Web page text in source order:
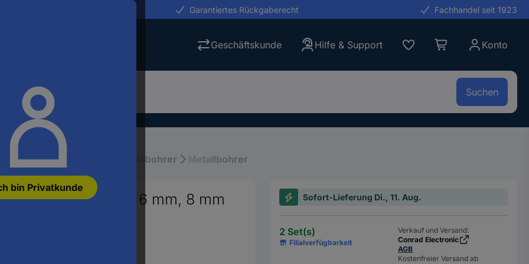
bin Privatkunde
Garantiertes Rückgaberecht Fachhandel seit 1923
Geschäftskunde Hilfe & Support Konto
Suchen
Metallbohrer Metallbohrer
mm, 4 mm, 5 mm, 6 mm, 8 mm
Sofort-Lieferung Di., 11. Aug.
2 Set(s)
Filialverfügbarkeit
Verkauf und Versand:
Conrad Electronic
AGB
Kostenfreier Versand ab